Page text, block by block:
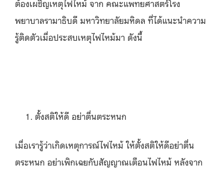
ต้องเผชิญเหตุไฟไหม้ จาก คณะแพทยศาสตร์โรง
พยาบาลรามาธิบดี มหาวิทยาลัยมหิดล ที่ได้แนะนำความ
รู้ติดตัวเมื่อประสบเหตุไฟไหม้มา ดังนี้
ตั้งสติให้ดี อย่าตื่นตระหนก
เมื่อเรารู้ว่าเกิดเหตุการณ์ไฟไหม้ ให้ตั้งสติให้ดีอย่าตื่น
ตระหนก อย่าเพิกเฉยกับสัญญาณเตือนไฟไหม้ หลังจาก